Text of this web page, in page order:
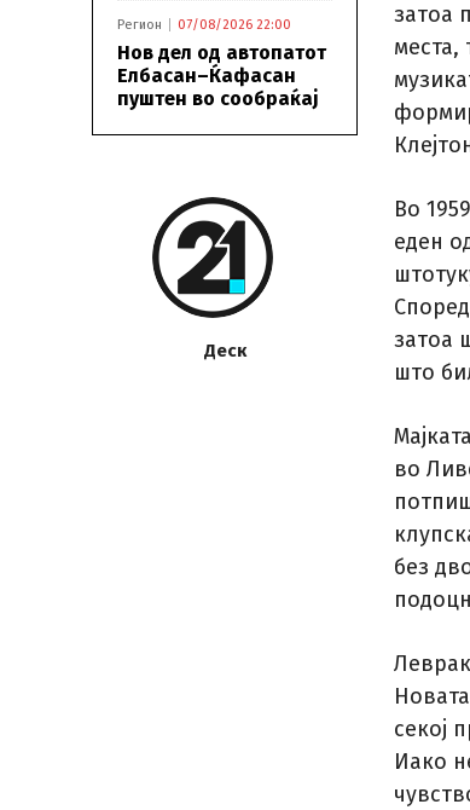
Регион 07/08/2026 22:00
Нов дел од автопатот
Елбасан–Ќафасан
пуштен во сообраќај
Деск
затоа
места,
Во
еден
затоа
што
во
без
секој
Иако